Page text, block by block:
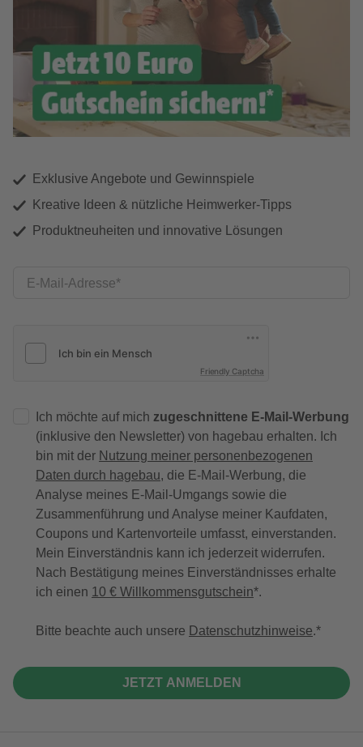
Exklusive Angebote und Gewinnspiele
Kreative Ideen & nützliche Heimwerker-Tipps
Produktneuheiten und innovative Lösungen
E-Mail-Adresse
Friendly Captcha
Ich möchte auf mich zugeschnittene E-Mail-Werbung
(inklusive den Newsletter) von hagebau erhalten. Ich
bin mit der Nutzung meiner personenbezogenen
Daten durch hagebau, die E-Mail-Werbung, die
Analyse meines E-Mail-Umgangs sowie die
Zusammenführung und Analyse meiner Kaufdaten,
Coupons und Kartenvorteile umfasst, einverstanden.
Mein Einverständnis kann ich jederzeit widerrufen.
Nach Bestätigung meines Einverständnisses erhalte
ich einen 10 € Willkommensgutschein*.
Bitte beachte auch unsere Datenschutzhinweise.
JETZT ANMELDEN